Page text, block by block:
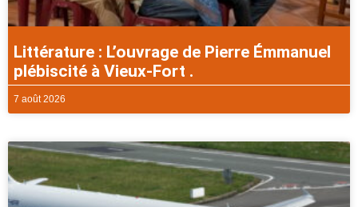
Littérature : L’ouvrage de Pierre Émmanuel
plébiscité à Vieux-Fort .
7 août 2026